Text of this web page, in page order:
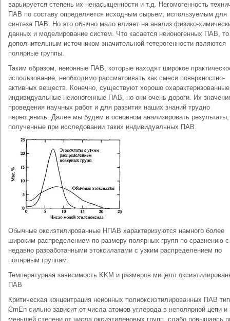
варьируется степень их ненасыщенности и т.д. Негомогенность
ПАВ по составу определяется исходным сырьем, используемым для
синтеза ПАВ. Но это обычно мало влияет на анализ физико-
данных и моделирование систем. Что касается неионогенных ПАВ, то
дополнительным источником значительной гетерогенности являются
полярные группы.
Таким образом, неионные ПАВ, которые находят широкое
использование, необходимо рассматривать как смеси поверхностно-
активных веществ. Конечно, существуют хорошо охарактеризованные
индивидуальные неионогенные ПАВ, но они очень дороги. Их
проведения научных работ и для развития наших знаний трудно
переоценить. Далее мы будем в основном анализировать результаты,
полученные при исследовании таких индивидуальных ПАВ.
Обычные оксиэтилированные НПАВ характеризуются намного более
широким распределением по размеру полярных групп по сравнению с
недавно разработанными этоксилатами с узким распределением по
полярным группам.
Температурная зависимость KKM и размеров мицелл
ПАВ
Критическая концентрация неионных полиоксиэтилированных ПАВ
CmEn сильно зависит от числа атомов углерода в неполярной цепи и
меньшей степени от числа оксиэтиленовых групп, слабо повышаясь